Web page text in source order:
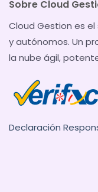
Sobre Cloud
Cloud Gestion es el
y autónomos. Un
la nube ágil,
Declaración